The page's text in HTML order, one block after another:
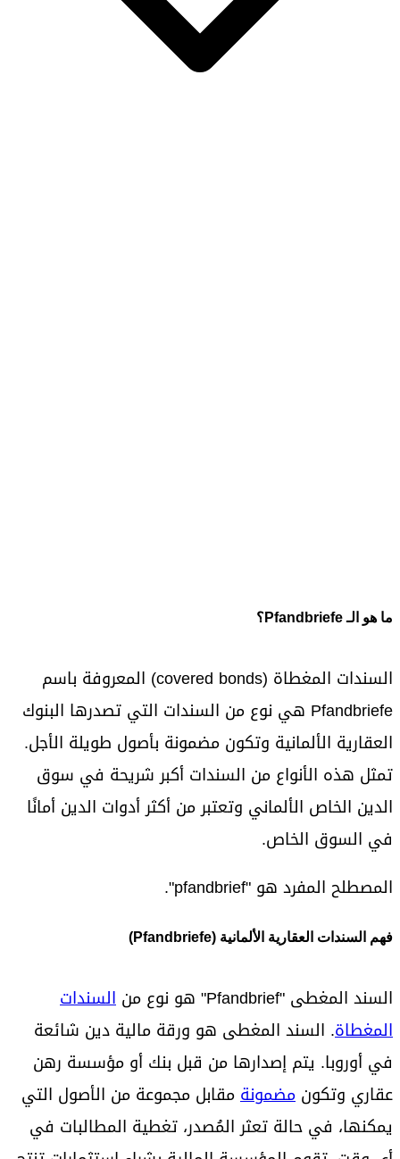
ما هو الـ Pfandbriefe؟
السندات المغطاة (covered bonds) المعروفة باسم
Pfandbriefe هي نوع من السندات التي تصدرها البنوك
العقارية الألمانية وتكون مضمونة بأصول طويلة الأجل.
تمثل هذه الأنواع من السندات أكبر شريحة في سوق
الدين الخاص الألماني وتعتبر من أكثر أدوات الدين أمانًا
في السوق الخاص.
المصطلح المفرد هو "pfandbrief".
فهم السندات العقارية الألمانية (Pfandbriefe)
السند المغطى "Pfandbrief" هو نوع من
السندات
المغطاة. السند المغطى هو ورقة مالية دين شائعة
في أوروبا. يتم إصدارها من قبل بنك أو مؤسسة رهن
عقاري وتكون مضمونةمقابل مجموعة من الأصول التي
يمكنها، في حالة تعثر المُصدر، تغطية المطالبات في